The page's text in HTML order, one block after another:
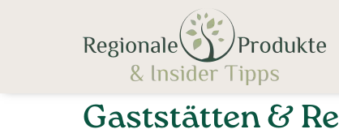
Gaststätten &